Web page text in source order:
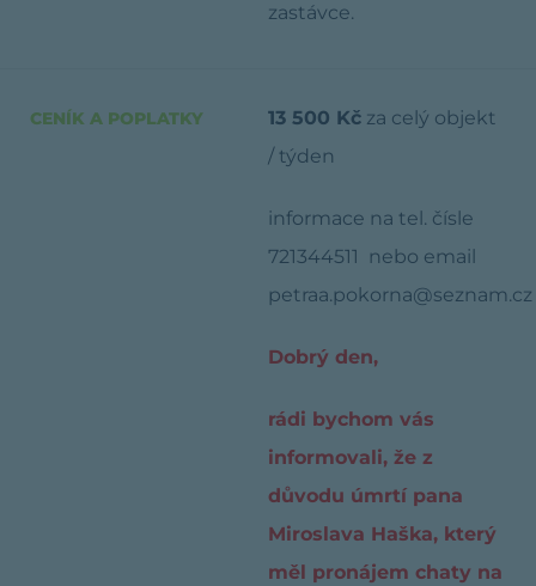
zastávce.
CENÍK A POPLATKY 13 500 Kč za celý objekt
/ týden
informace na tel. čísle
721344511 nebo email
petraa.pokorna@seznam.cz
Dobrý den,
rádi bychom vás
informovali, že z
důvodu úmrtí pana
Miroslava Haška, který
měl pronájem chaty na